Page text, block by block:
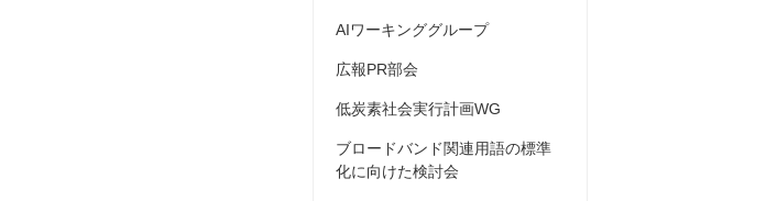
AIワーキンググループ
広報PR部会
低炭素社会実行計画WG
ブロードバンド関連用語の標準
化に向けた検討会